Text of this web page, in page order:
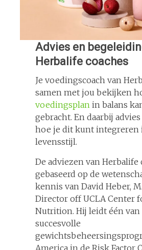
Advies en
Herbalife coaches
Je voedingscoach van
samen met jou bekijken
voedingsplan in balans
gebracht. En daarbij
hoe je dit kunt integreren
levensstijl.
De adviezen van Herbalife
gebaseerd op de
kennis van David Heber,
Director off UCLA Center
Nutrition. Hij leidt één van
succesvolle
America in de Risk Factor